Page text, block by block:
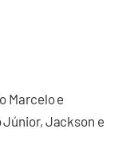
Marcelo e
Jackson e